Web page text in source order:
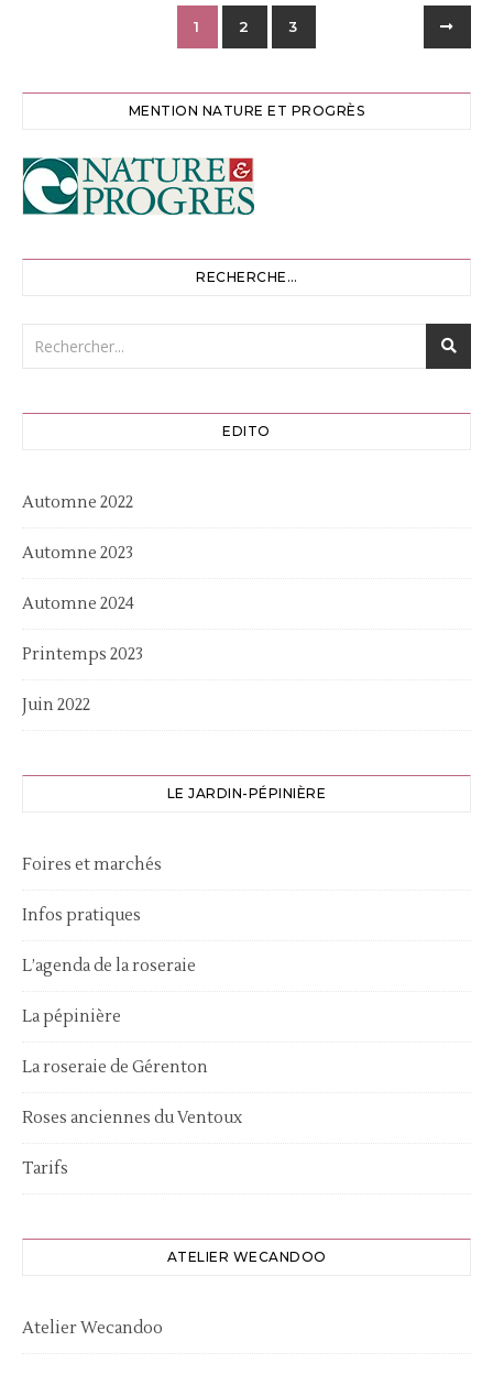
1 2 3
MENTION NATURE ET PROGRÈS
RECHERCHE…
EDITO
Automne 2022
Automne 2023
Automne 2024
Printemps 2023
Juin 2022
LE JARDIN-PÉPINIÈRE
Foires et marchés
Infos pratiques
L’agenda de la roseraie
La pépinière
La roseraie de Gérenton
Roses anciennes du Ventoux
Tarifs
ATELIER WECANDOO
Atelier Wecandoo